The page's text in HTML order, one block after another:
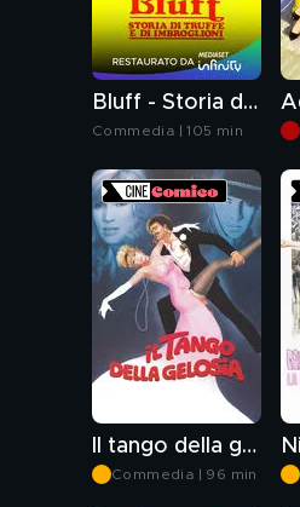
Bluff - Storia di truffe e di imbroglioni
Commedia | 105 min
Il tango della gelosia
Commedia | 96 min